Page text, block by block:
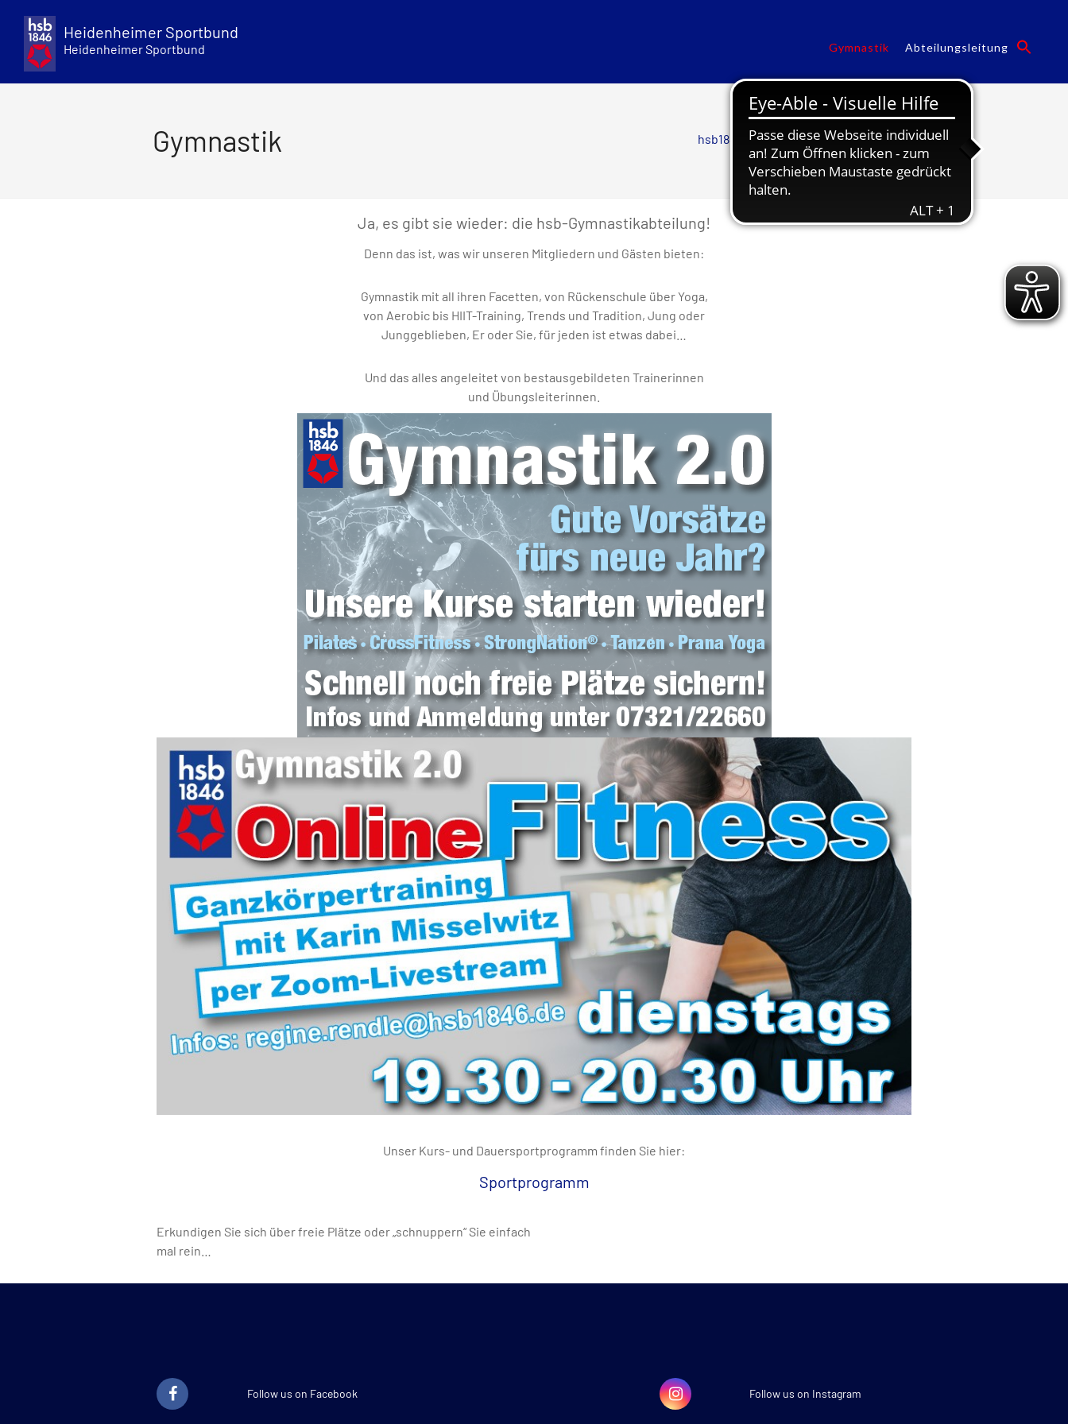
content
Heidenheimer Sportbund
Heidenheimer Sportbund Gymnastik Abteilungsleitung
hsb1846 / Abteilungen / Gymnastik
Gymnastik
Ja, es gibt sie wieder: die hsb-Gymnastikabteilung!
Denn das ist, was wir unseren Mitgliedern und Gästen bieten:
Gymnastik mit all ihren Facetten, von Rückenschule über Yoga,
von Aerobic bis HIIT-Training, Trends und Tradition, Jung oder
Junggeblieben, Er oder Sie, für jeden ist etwas dabei…
Und das alles angeleitet von bestausgebildeten Trainerinnen
und Übungsleiterinnen.
Unser Kurs- und Dauersportprogramm finden Sie hier:
Sportprogramm
Erkundigen Sie sich über freie Plätze oder „schnuppern“ Sie einfach
mal rein…
Follow us on Facebook Follow us on Instagram